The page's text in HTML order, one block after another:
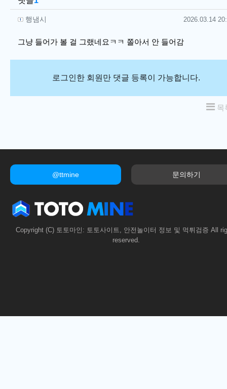
행냄시님의 댓글
행냄시 작성일
2026.03.14
그냥 들어가 볼 걸 그랬네요ㅋㅋ 쫄아서 안 들어감
로그인한 회원만 댓글 등록이 가능합니다.
목
@ttmine 문의하기
Copyright (C) 토토마인: 토토사이트, 안전놀이터 정보 및 먹튀검증 All
reserved.